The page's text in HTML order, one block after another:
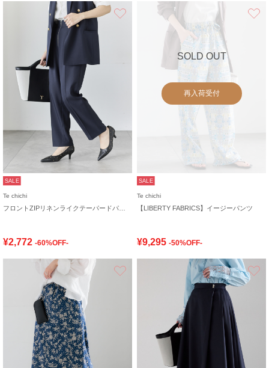
お気に入り
SALE
Te chichi
¥2,772 -60%OFF-
SOLD OUT
再入荷受付
SALE
Te chichi
【LIBERTY FABRICS】イージーパンツ
¥9,295 -50%OFF-